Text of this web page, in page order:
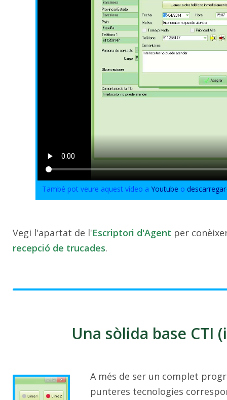
També pot veure aquest vídeo aYoutube o
Vegi l'apartat de l'Escriptori d'Agent per
recepció de trucades.
Una sòlida base
A més de ser un complet
punteres tecnologies